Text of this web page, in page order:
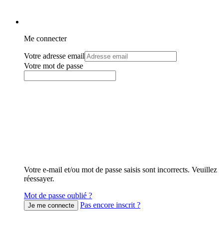
Me connecter
Votre adresse email
Votre mot de passe
Votre e-mail et/ou mot de passe saisis sont incorrects. Veuillez
réessayer.
Mot de passe oublié ?
Pas encore inscrit ?